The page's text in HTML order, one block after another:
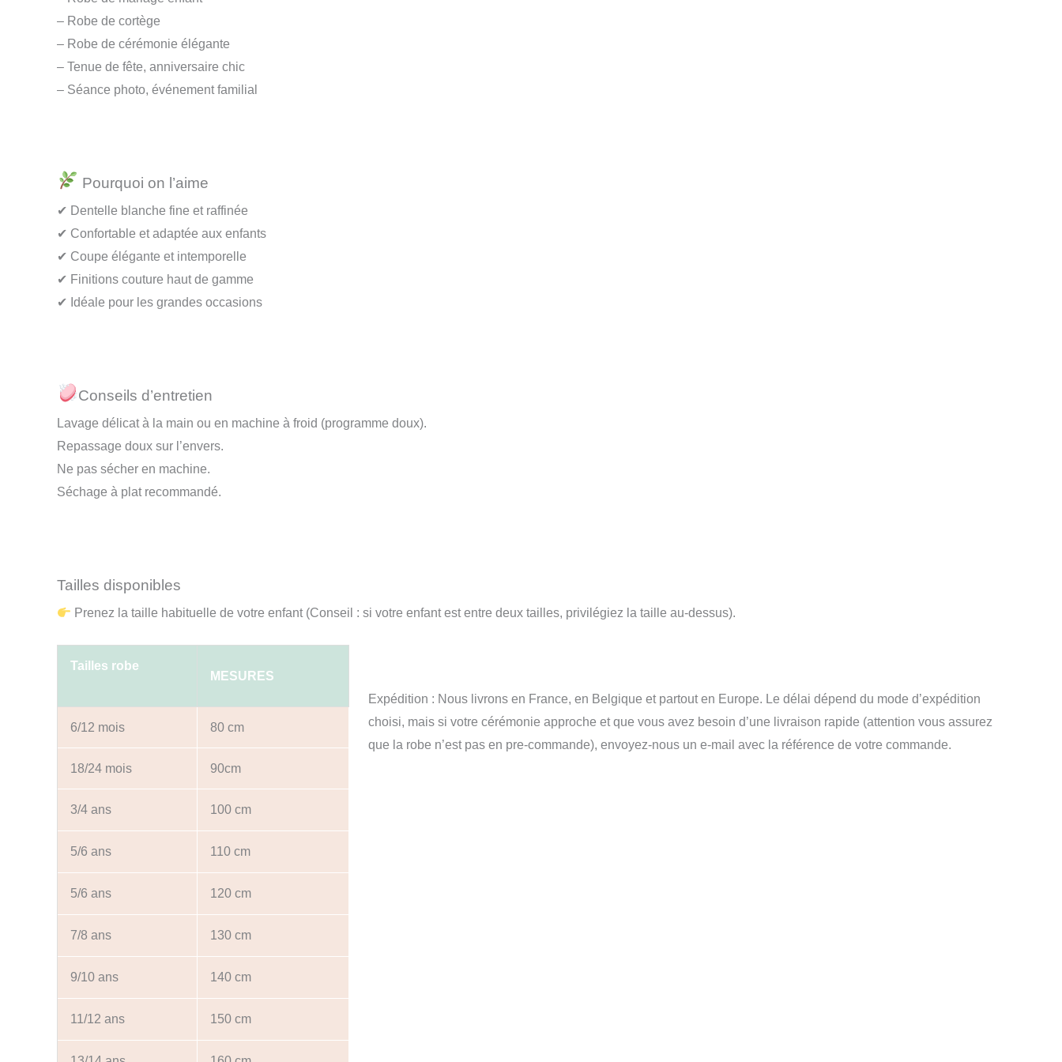
– Robe de cortège
– Robe de cérémonie élégante
– Tenue de fête, anniversaire chic
– Séance photo, événement familial
Pourquoi on l’aime
✔ Dentelle blanche fine et raffinée
✔ Confortable et adaptée aux enfants
✔ Coupe élégante et intemporelle
✔ Finitions couture haut de gamme
✔ Idéale pour les grandes occasions
Conseils d’entretien
Lavage délicat à la main ou en machine à froid (programme doux).
Repassage doux sur l’envers.
Ne pas sécher en machine.
Séchage à plat recommandé.
Tailles disponibles
Prenez la taille habituelle de votre enfant (Conseil : si votre enfant est entre deux tailles, privilégiez la taille au-dessus).
Tailles robe
MESURES
6/12 mois 80 cm
18/24 mois 90cm
3/4 ans 100 cm
5/6 ans 110 cm
5/6 ans 120 cm
7/8 ans 130 cm
9/10 ans 140 cm
11/12 ans 150 cm
Expédition : Nous livrons en France, en Belgique et partout en Europe. Le délai dépend du mode d’expédition
choisi, mais si votre cérémonie approche et que vous avez besoin d’une livraison rapide (attention vous assurez
que la robe n’est pas en pre-commande), envoyez-nous un e-mail avec la référence de votre commande.